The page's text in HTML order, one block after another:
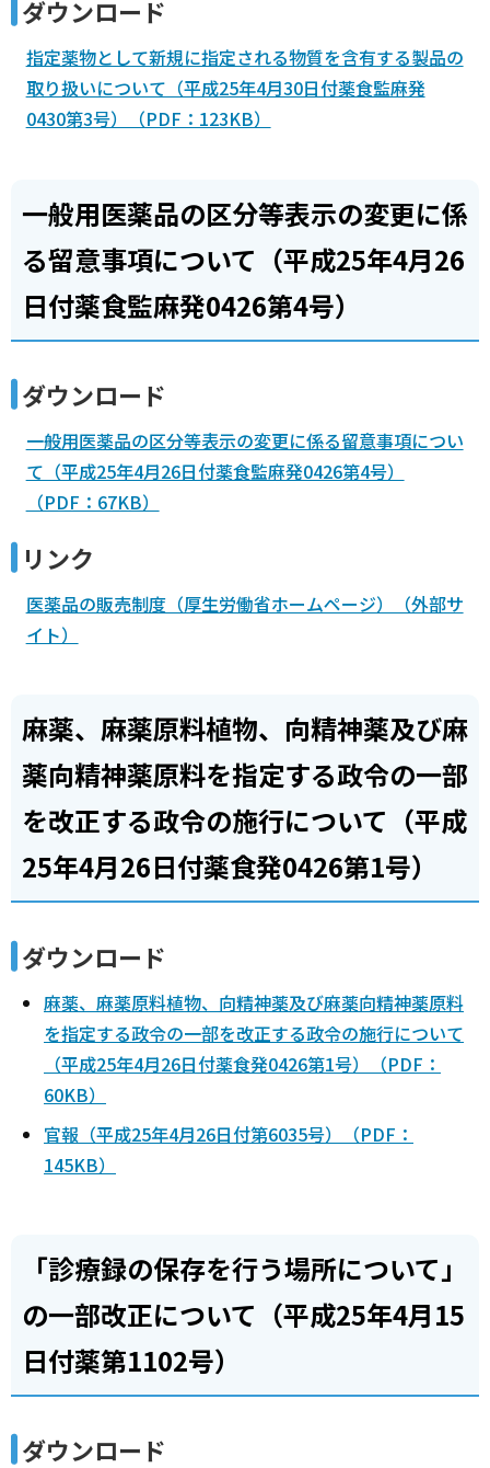
ダウンロード
指定薬物として新規に指定される物質を含有する製品の
取り扱いについて（平成25年4月30日付薬食監麻発
0430第3号）（PDF：123KB）
一般用医薬品の区分等表示の変更に係
る留意事項について（平成25年4月26
日付薬食監麻発0426第4号）
ダウンロード
一般用医薬品の区分等表示の変更に係る留意事項につい
て（平成25年4月26日付薬食監麻発0426第4号）
（PDF：67KB）
リンク
医薬品の販売制度（厚生労働省ホームページ）（外部サ
イト）
麻薬、麻薬原料植物、向精神薬及び麻
薬向精神薬原料を指定する政令の一部
を改正する政令の施行について（平成
25年4月26日付薬食発0426第1号）
ダウンロード
麻薬、麻薬原料植物、向精神薬及び麻薬向精神薬原料
を指定する政令の一部を改正する政令の施行について
（平成25年4月26日付薬食発0426第1号）（PDF：
60KB）
官報（平成25年4月26日付第6035号）（PDF：
145KB）
「診療録の保存を行う場所について」
の一部改正について（平成25年4月15
日付薬第1102号）
ダウンロード